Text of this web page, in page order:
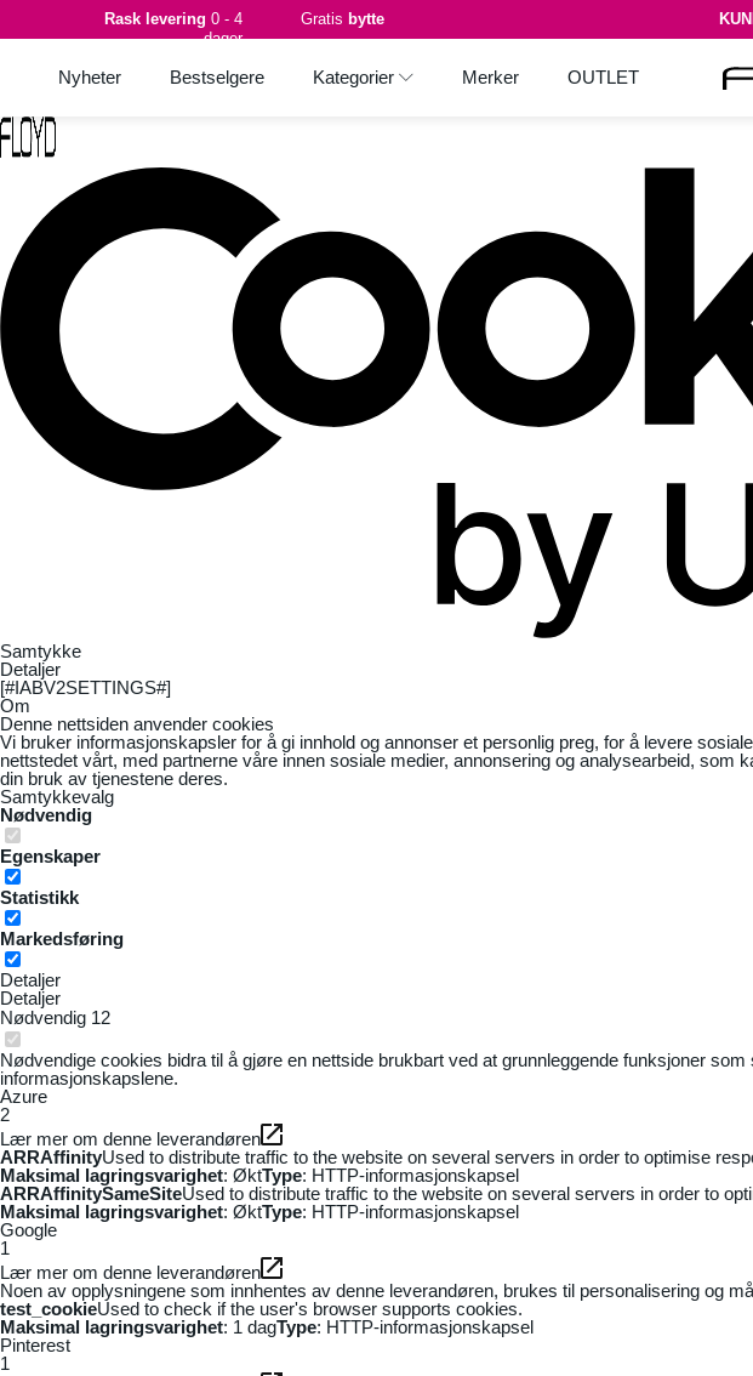
Samtykke
Detaljer
[#IABV2SETTINGS#]
Om
Denne nettsiden anvender cookies
Vi bruker informasjonskapsler for å gi innhold og annonser et personlig preg, for å levere
nettstedet vårt, med partnerne våre innen sosiale medier, annonsering og analysearbeid,
din bruk av tjenestene deres.
Samtykkevalg
Nødvendig
Egenskaper
Statistikk
Markedsføring
Detaljer
Detaljer
Nødvendig 12
Nødvendige cookies bidra til å gjøre en nettside brukbart ved at grunnleggende funksjoner
informasjonskapslene.
Azure
2
Lær mer om denne leverandøren
ARRAffinityUsed to distribute traffic to the website on several servers in order to optimise
Maksimal lagringsvarighet: ØktType: HTTP-informasjonskapsel
ARRAffinitySameSiteUsed to distribute traffic to the website on several servers in order to
Maksimal lagringsvarighet: ØktType: HTTP-informasjonskapsel
Google
1
Lær mer om denne leverandøren
Noen av opplysningene som innhentes av denne leverandøren, brukes til personalisering og
test_cookieUsed to check if the user's browser supports cookies.
Maksimal lagringsvarighet: 1 dagType: HTTP-informasjonskapsel
Pinterest
1
Rask levering 0 - 4
dager
Gratis bytte
Nyheter Bestselgere Kategorier Merker OUTLET